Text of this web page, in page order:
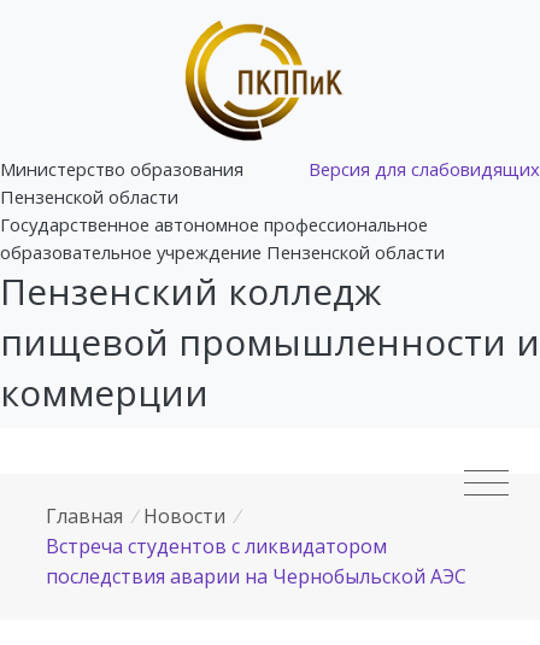
Версия для слабовидящих
Министерство образования
Пензенской области
Государственное автономное профессиональное
образовательное учреждение Пензенской области
Пензенский колледж
пищевой промышленности и
коммерции
Главная / Новости /
Встреча студентов с ликвидатором
последствия аварии на Чернобыльской АЭС